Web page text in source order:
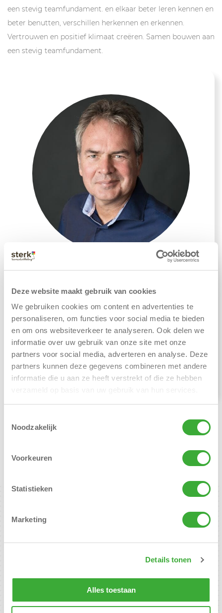
Deze website maakt gebruik van cookies
We gebruiken cookies om content en advertenties te
personaliseren, om functies voor social media te bieden
en om ons websiteverkeer te analyseren. Ook delen we
informatie over uw gebruik van onze site met onze
partners voor social media, adverteren en analyse. Deze
partners kunnen deze gegevens combineren met andere
informatie die u aan ze heeft verstrekt of die ze hebben
Noodzakelijk
Voorkeuren
Statistieken
Marketing
Details tonen
Alles toestaan
een stevig teamfundament. en elkaar beter leren kennen en
beter benutten, verschillen herkennen en erkennen.
Vertrouwen en positief klimaat creëren. Samen bouwen aan
een stevig teamfundament.
sterke teams bouwen
06 27878703
henk@sterkteamontwikkeling.nl
Henk Buitelaar &
Jacqueline van Overbeeke
Adres